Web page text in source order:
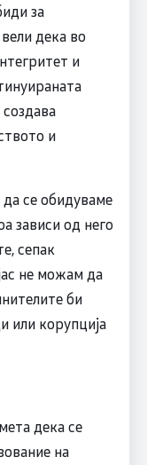
за
дека во
и
и
се обидуваме
зависи од него
сепак
не можам да
би
или корупција
дека се
на